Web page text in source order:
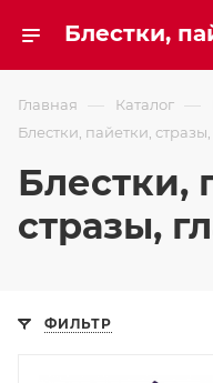
Главная — Каталог —
Блестки, пайетки, стразы,
Блестки,
стразы,
ФИЛЬТР